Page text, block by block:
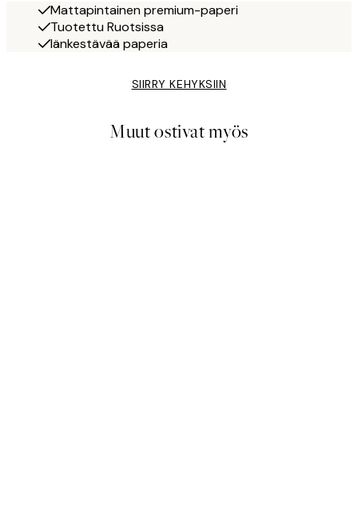
Mattapintainen premium-paperi
Tuotettu Ruotsissa
Iänkestävää paperia
SIIRRY KEHYKSIIN
Muut ostivat myös